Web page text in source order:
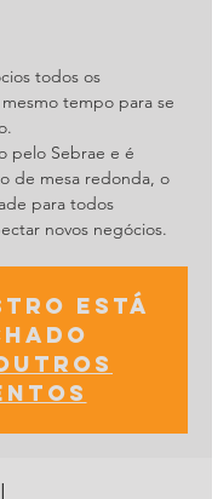
todos os
tempo para se
pelo Sebrae e é
de mesa redonda, o
para todos
novos negócios.
está